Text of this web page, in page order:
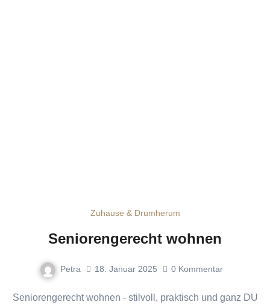
Zuhause & Drumherum
Seniorengerecht wohnen
Petra 18. Januar 2025 0 Kommentar
Seniorengerecht wohnen - stilvoll, praktisch und ganz DU